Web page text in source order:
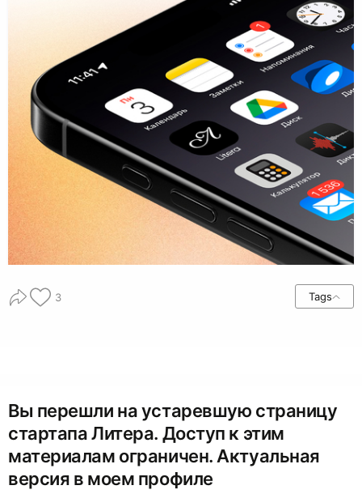
3 Tags
Вы перешли на устаревшую страницу
стартапа Литера. Доступ к этим
материалам ограничен. Актуальная
версия в моем профиле